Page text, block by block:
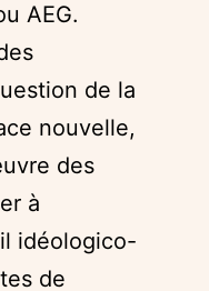
AEG.
de la
nouvelle,
des
à
idéologico-
de